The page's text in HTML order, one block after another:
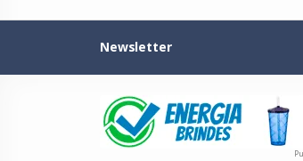
Newsletter